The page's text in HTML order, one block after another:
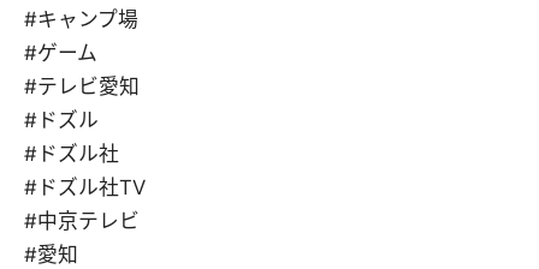
#キャンプ場
#ゲーム
#テレビ愛知
#ドズル
#ドズル社
#ドズル社TV
#中京テレビ
#愛知